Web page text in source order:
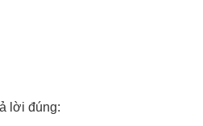
lời đúng: